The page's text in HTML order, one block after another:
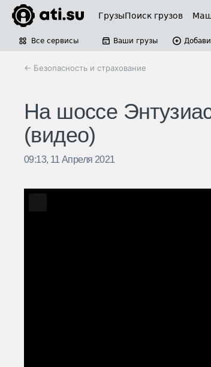
ГрузыПоиск грузов
Все сервисы Ваши грузы
← Безопасность и страхование
На шоссе
(видео)
09:13, 11 Апреля 2021